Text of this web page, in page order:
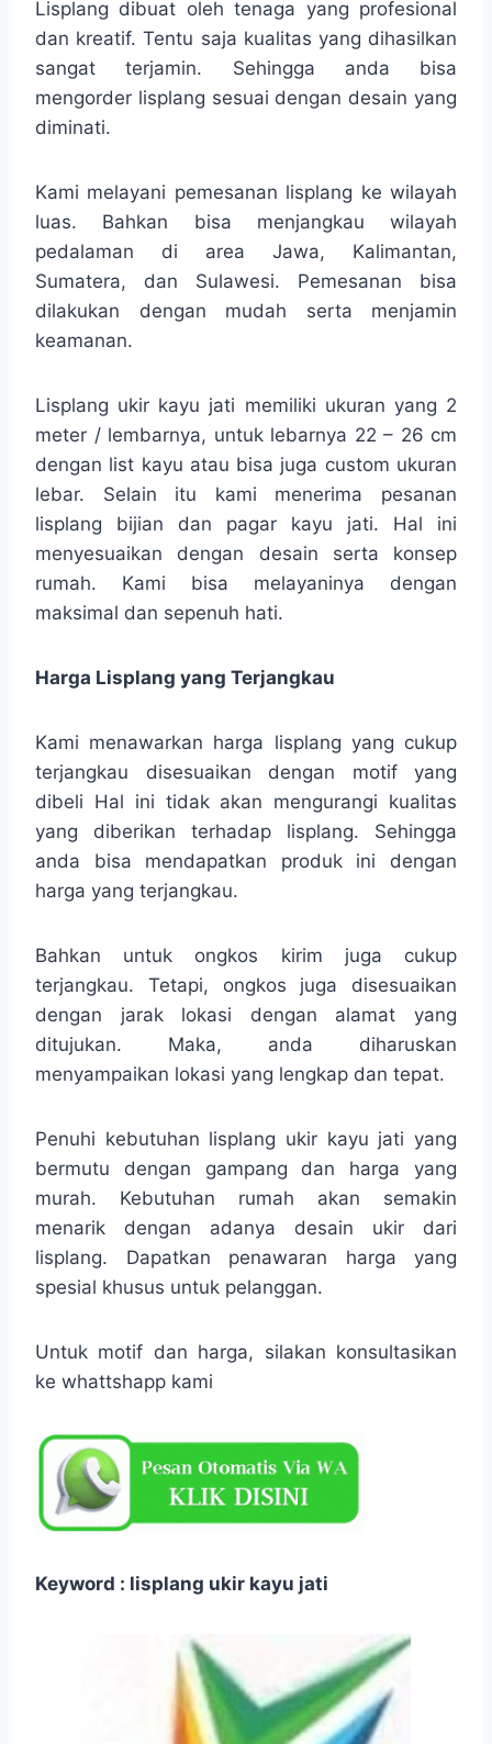
Lisplang dibuat oleh tenaga yang profesional
dan kreatif. Tentu saja kualitas yang dihasilkan
sangat terjamin. Sehingga anda bisa
mengorder lisplang sesuai dengan desain yang
diminati.
Kami melayani pemesanan lisplang ke wilayah
luas. Bahkan bisa menjangkau wilayah
pedalaman di area Jawa, Kalimantan,
Sumatera, dan Sulawesi. Pemesanan bisa
dilakukan dengan mudah serta menjamin
keamanan.
Lisplang ukir kayu jati memiliki ukuran yang 2
meter / lembarnya, untuk lebarnya 22 – 26 cm
dengan list kayu atau bisa juga custom ukuran
lebar. Selain itu kami menerima pesanan
lisplang bijian dan pagar kayu jati. Hal ini
menyesuaikan dengan desain serta konsep
rumah. Kami bisa melayaninya dengan
maksimal dan sepenuh hati.
Harga Lisplang yang Terjangkau
Kami menawarkan harga lisplang yang cukup
terjangkau disesuaikan dengan motif yang
dibeli Hal ini tidak akan mengurangi kualitas
yang diberikan terhadap lisplang. Sehingga
anda bisa mendapatkan produk ini dengan
harga yang terjangkau.
Bahkan untuk ongkos kirim juga cukup
terjangkau. Tetapi, ongkos juga disesuaikan
dengan jarak lokasi dengan alamat yang
ditujukan. Maka, anda diharuskan
menyampaikan lokasi yang lengkap dan tepat.
Penuhi kebutuhan lisplang ukir kayu jati yang
bermutu dengan gampang dan harga yang
murah. Kebutuhan rumah akan semakin
menarik dengan adanya desain ukir dari
lisplang. Dapatkan penawaran harga yang
spesial khusus untuk pelanggan.
Untuk motif dan harga, silakan konsultasikan
ke whattshapp kami
Keyword : lisplang ukir kayu jati